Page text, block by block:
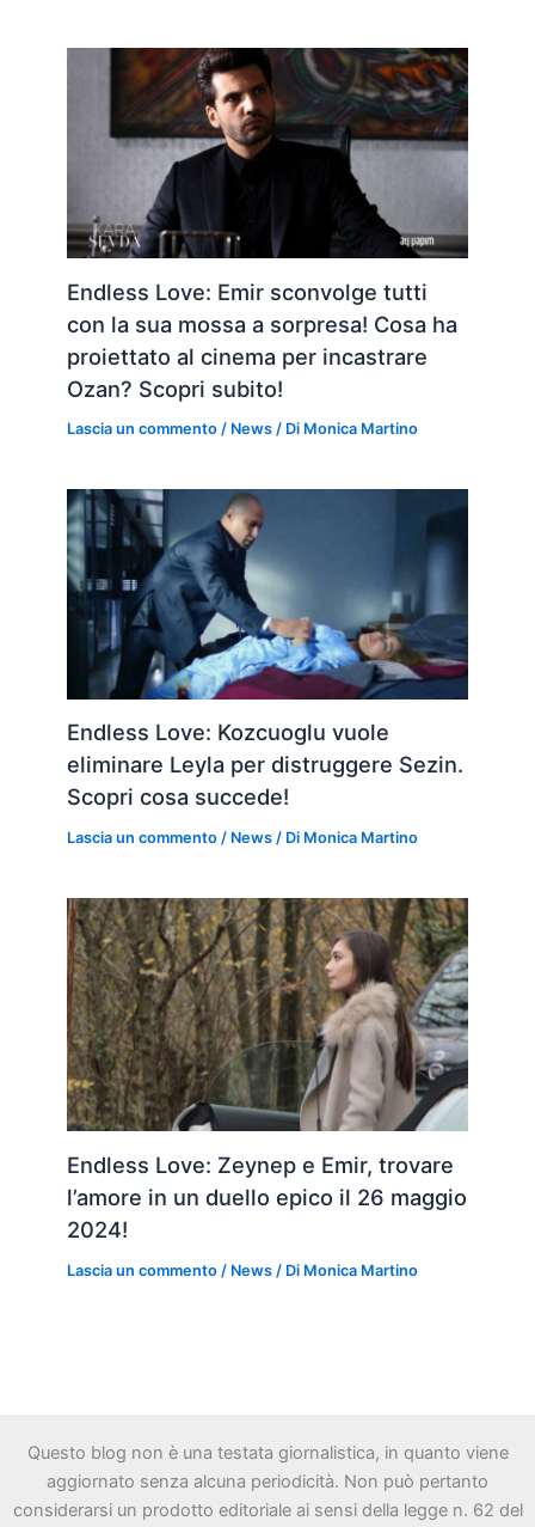
Endless Love: Emir sconvolge tutti
con la sua mossa a sorpresa! Cosa ha
proiettato al cinema per incastrare
Ozan? Scopri subito!
Lascia un commento / News / Di Monica Martino
Endless Love: Kozcuoglu vuole
eliminare Leyla per distruggere Sezin.
Scopri cosa succede!
Lascia un commento / News / Di Monica Martino
Endless Love: Zeynep e Emir, trovare
l’amore in un duello epico il 26 maggio
2024!
Lascia un commento / News / Di Monica Martino
Questo blog non è una testata giornalistica, in quanto viene
aggiornato senza alcuna periodicità. Non può pertanto
considerarsi un prodotto editoriale ai sensi della legge n. 62 del